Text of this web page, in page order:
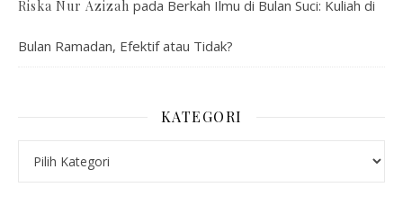
Riska Nur Azizah pada Berkah Ilmu di Bulan Suci: Kuliah di
Bulan Ramadan, Efektif atau Tidak?
KATEGORI